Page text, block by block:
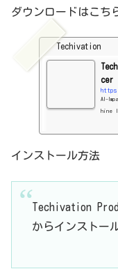
ダウンロードはこち
Techivation
cer
AI-
hine
インストール方法
Techivation
からインストー